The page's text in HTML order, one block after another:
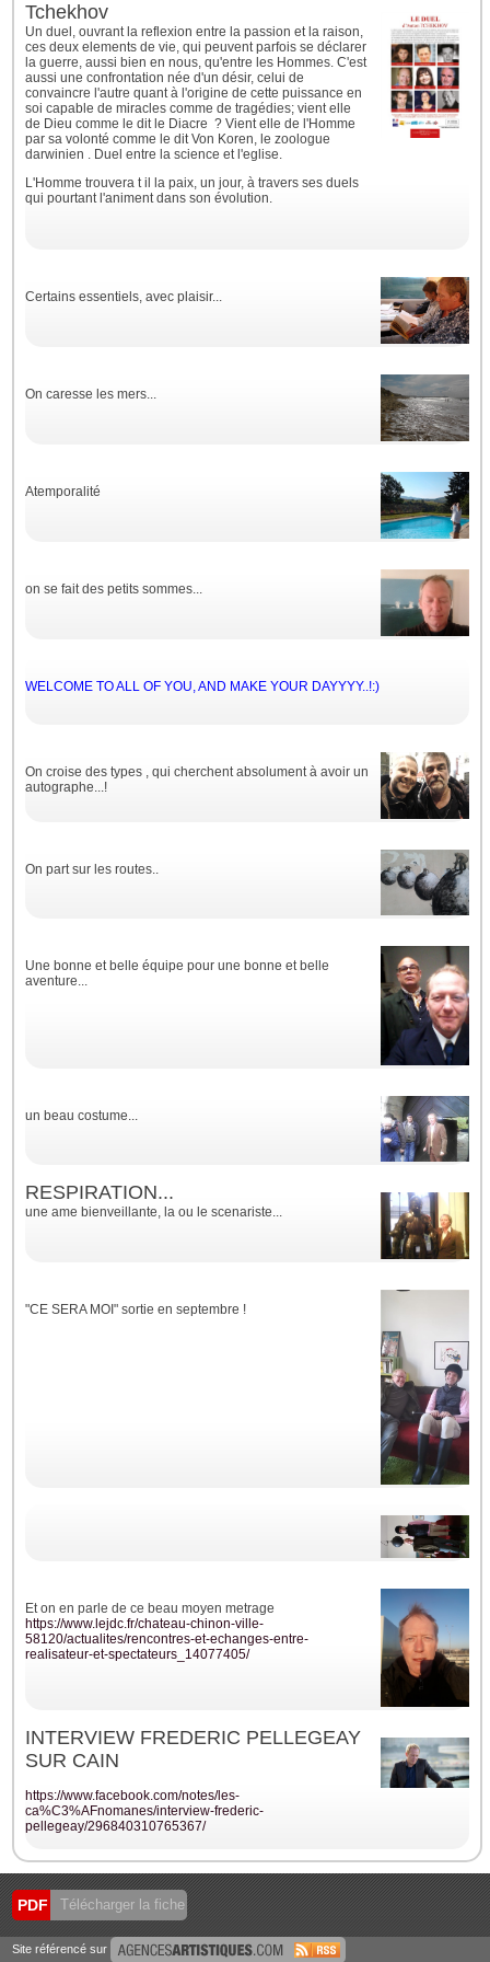
Tchekhov
Un duel, ouvrant la reflexion entre la passion et la raison,
ces deux elements de vie, qui peuvent parfois se déclarer
la guerre, aussi bien en nous, qu'entre les Hommes. C'est
aussi une confrontation née d'un désir, celui de
convaincre l'autre quant à l'origine de cette puissance en
soi capable de miracles comme de tragédies; vient elle
de Dieu comme le dit le Diacre ? Vient elle de l'Homme
par sa volonté comme le dit Von Koren, le zoologue
darwinien . Duel entre la science et l'eglise.
L'Homme trouvera t il la paix, un jour, à travers ses duels
qui pourtant l'animent dans son évolution.
Certains essentiels, avec plaisir...
On caresse les mers...
Atemporalité
on se fait des petits sommes...
WELCOME TO ALL OF YOU, AND MAKE YOUR DAYYYY..!:)
On croise des types , qui cherchent absolument à avoir un
autographe...!
On part sur les routes..
Une bonne et belle équipe pour une bonne et belle
aventure...
un beau costume...
RESPIRATION...
une ame bienveillante, la ou le scenariste...
"CE SERA MOI" sortie en septembre !
Et on en parle de ce beau moyen metrage
https://www.lejdc.fr/chateau-chinon-ville-
58120/actualites/rencontres-et-echanges-entre-
realisateur-et-spectateurs_14077405/
INTERVIEW FREDERIC PELLEGEAY
SUR CAIN
https://www.facebook.com/notes/les-
ca%C3%AFnomanes/interview-frederic-
pellegeay/296840310765367/
PDF Télécharger la fiche
Site référencé sur